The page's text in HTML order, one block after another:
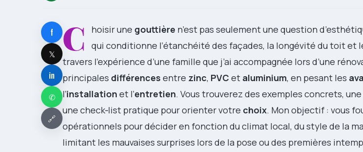
f
𝕏
in
✆
🔗
C hoisir une gouttière n’est pas seulement une question
qui conditionne l’étanchéité des façades, la longévité du toit et
travers l’expérience d’une famille que j’ai accompagnée lors d’une
principales différences entre zinc, PVC et aluminium, en pesant les
l’installation et l’entretien. Vous trouverez des exemples concrets,
une check‑list pratique pour orienter votre choix. Mon objectif : vous
opérationnels pour décider en fonction du climat local, du style de la
limitant les mauvaises surprises lors de la pose ou des premières